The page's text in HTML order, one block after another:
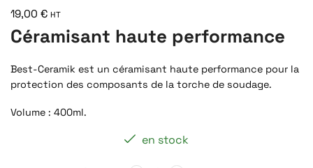
19,00 € HT
Céramisant haute performance
Best-Ceramik est un céramisant haute performance pour la
protection des composants de la torche de soudage.
Volume : 400ml.
en stock